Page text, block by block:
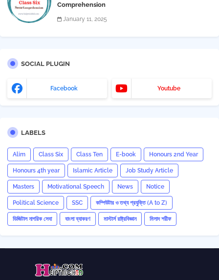
Comprehension
January 11, 2025
SOCIAL PLUGIN
Facebook Youtube
LABELS
Alim Class Six Class Ten E-book Honours 2nd Year
Honours 4th year Islamic Article Job Study Article
Masters Motivational Speech News Notice
Political Science SSC কম্পিউটার ও তথ্য প্রযুক্তি (A to Z)
ডিজিটাল নাগরিক সেবা বাংলা ব্যাকরণ মাস্টার্স রাষ্ট্রবিজ্ঞান মিলাদ শরীফ